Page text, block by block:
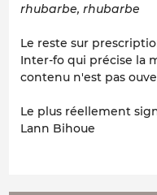
rhubarbe, rhubarbe
Le reste sur
Inter-fo qui précise la
contenu n'est pas
Le plus réellement
Lann Bihoue